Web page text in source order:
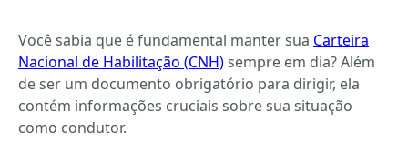
Você sabia que é fundamental manter sua Carteira
Nacional de Habilitação (CNH)sempre em dia? Além
de ser um documento obrigatório para dirigir, ela
contém informações cruciais sobre sua situação
como condutor.